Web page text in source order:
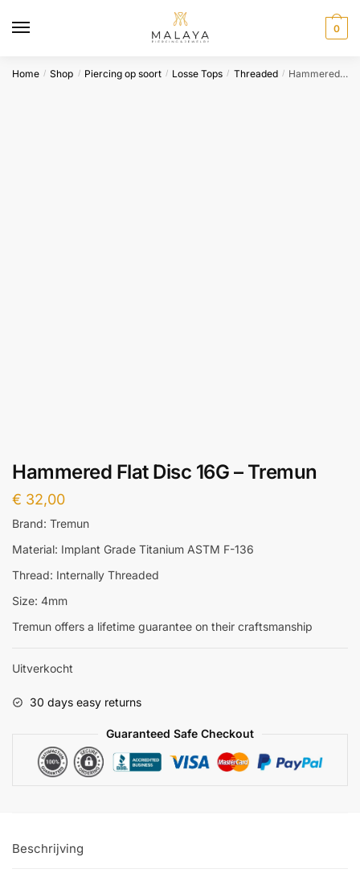
0
Home / Shop / Piercing op soort / Losse Tops / Threaded / Hammered Flat Disc 16G – Tremun
Hammered Flat Disc 16G – Tremun
€ 32,00
Brand: Tremun
Material: Implant Grade Titanium ASTM F-136
Thread: Internally Threaded
Size: 4mm
Tremun offers a lifetime guarantee on their craftsmanship
Uitverkocht
30 days easy returns
Guaranteed Safe Checkout
Beschrijving